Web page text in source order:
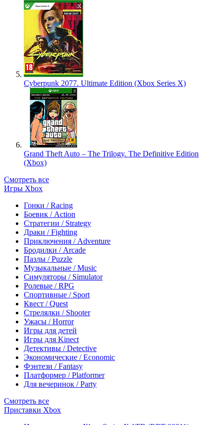
Cyberpunk 2077. Ultimate Edition (Xbox Series X)
Grand Theft Auto – The Trilogy. The Definitive Edition
(Xbox)
Смотреть все
Игры Xbox
Гонки / Racing
Боевик / Action
Стратегии / Strategy
Драки / Fighting
Приключения / Adventure
Бродилки / Arcade
Пазлы / Puzzle
Музыкальные / Music
Симуляторы / Simulator
Ролевые / RPG
Спортивные / Sport
Квест / Quest
Стрелялки / Shooter
Ужасы / Horror
Игры для детей
Игры для Kinect
Детективы / Detective
Экономические / Economic
Фэнтези / Fantasy
Платформер / Platformer
Для вечеринок / Party
Смотреть все
Приставки Xbox